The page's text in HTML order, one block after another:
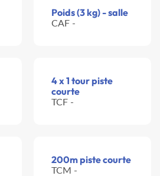
Poids (3 kg) - salle
CAF -
4 x 1 tour piste
courte
TCF -
200m piste courte
TCM -